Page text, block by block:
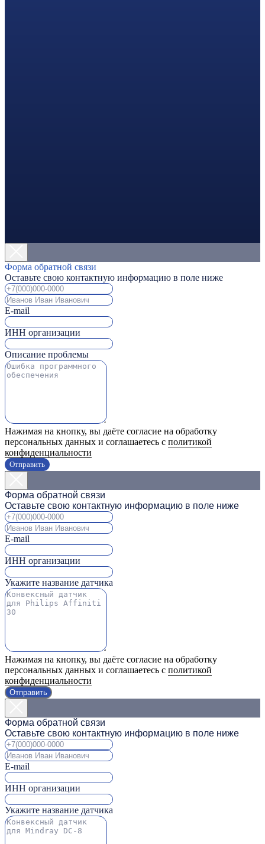
Форма обратной связи
Оставьте свою контактную информацию в поле ниже
E-mail
ИНН организации
Описание проблемы
Нажимая на кнопку, вы даёте согласие на обработку
персональных данных и соглашаетесь с политикой
конфиденциальности
Отправить
Форма обратной связи
Оставьте свою контактную информацию в поле ниже
E-mail
ИНН организации
Укажите название датчика
Нажимая на кнопку, вы даёте согласие на обработку
персональных данных и соглашаетесь с политикой
конфиденциальности
Отправить
Форма обратной связи
Оставьте свою контактную информацию в поле ниже
E-mail
ИНН организации
Укажите название датчика